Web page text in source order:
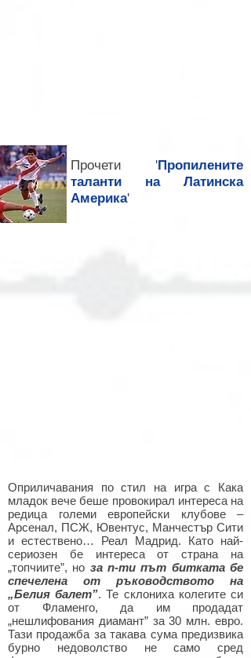
Прочети 'Пропилените
таланти на Латинска
Америка'
Оприличавания по стил на игра с Кака
младок вече беше провокирал интереса на
редица големи европейски клубове –
Арсенал, ПСЖ, Ювентус, Манчестър Сити
и естествено… Реал Мадрид. Като най-
сериозен бе интереса от страна на
„топчиите”, но за n-ти път битката бе
спечелена от ръководството на
„Белия балет”. Те склониха колегите си
от Фламенго, да им продадат
„нешлифования диамант” за 30 млн. евро.
Тази продажба за такава сума предизвика
бурно недоволство не само сред